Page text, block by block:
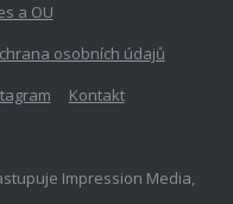
a OU
osobních údajů
Kontakt
Impression Media,